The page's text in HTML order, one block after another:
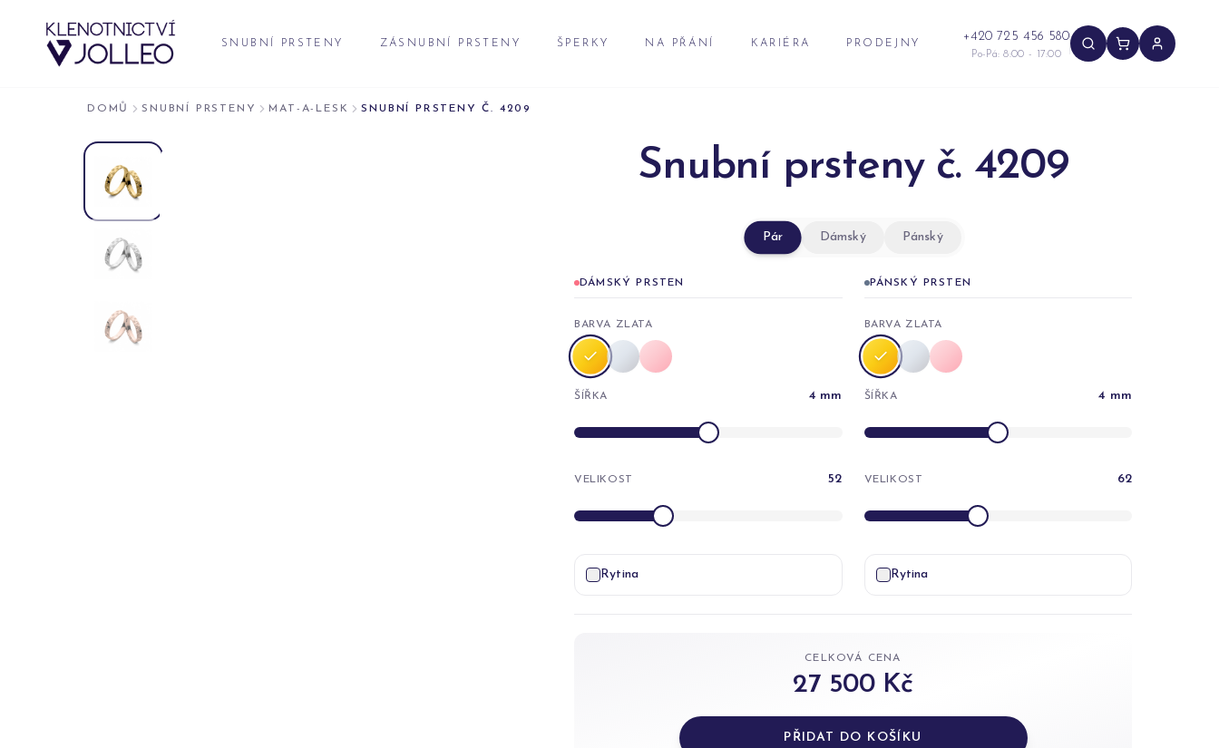
SNUBNÍ PRSTENY ZÁSNUBNÍ PRSTENY ŠPERKY NA PŘÁNÍ KARIÉRA PRODEJNY +420 725 456 580
Po-Pá: 8:00 - 17:00
DOMŮ SNUBNÍ PRSTENY MAT-A-LESK SNUBNÍ PRSTENY Č. 4209
Snubní prsteny č. 4209
Pár Dámský Pánský
DÁMSKÝ PRSTEN
BARVA ZLATA
ŠÍŘKA 4 mm
VELIKOST 52
Rytina
PÁNSKÝ PRSTEN
BARVA ZLATA
ŠÍŘKA 4 mm
VELIKOST 62
Rytina
CELKOVÁ CENA
27 500 Kč
PŘIDAT DO KOŠÍKU